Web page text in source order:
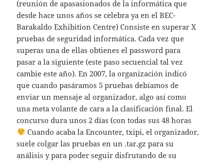
(reunión de apasasionados de la informática que
desde hace unos años se celebra ya en el BEC-
Barakaldo Exhibition Centre) Consiste en superar X
pruebas de seguridad informática. Cada vez que
superas una de ellas obtienes el password para
pasar a la siguiente (este paso secuencial tal vez
cambie este año). En 2007, la organización indicó
que cuando pasáramos 5 pruebas debíamos de
enviar un mensaje al organizador, algo así como
una meta volante de cara a la clasificación final. El
concurso dura unos 2 días (con todas sus 48 horas
Cuando acaba la Encounter, txipi, el organizador,
suele colgar las pruebas en un .tar.gz para su
análisis y para poder seguir disfrutando de su